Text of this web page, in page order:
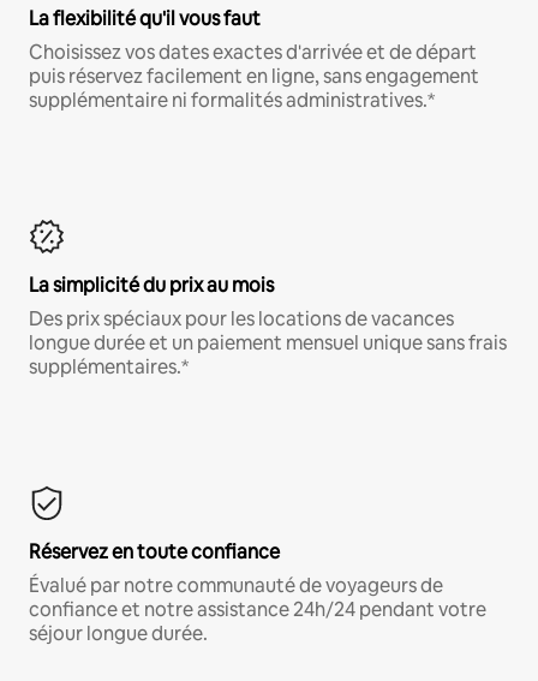
La flexibilité qu'il vous faut
Choisissez vos dates exactes d'arrivée et de départ
puis réservez facilement en ligne, sans engagement
supplémentaire ni formalités administratives.*
La simplicité du prix au mois
Des prix spéciaux pour les locations de vacances
longue durée et un paiement mensuel unique sans frais
supplémentaires.*
Réservez en toute confiance
Évalué par notre communauté de voyageurs de
confiance et notre assistance 24h/24 pendant votre
séjour longue durée.